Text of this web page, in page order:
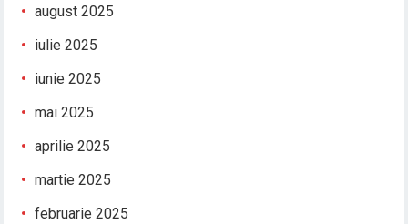
august 2025
iulie 2025
iunie 2025
mai 2025
aprilie 2025
martie 2025
februarie 2025